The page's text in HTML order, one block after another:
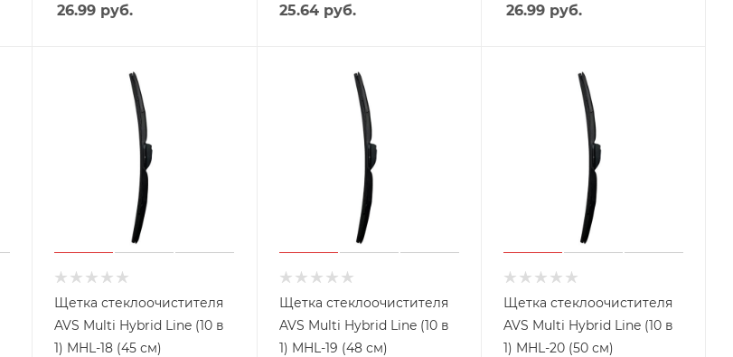
26.99 руб. 25.64руб. 26.99руб.
Щетка стеклоочистителя
AVS Multi Hybrid Line (10 в
1) MHL-18 (45 см)
Щетка стеклоочистителя
AVS Multi Hybrid Line (10 в
1) MHL-19 (48 см)
Щетка стеклоочистителя
AVS Multi Hybrid Line (10 в
1) MHL-20 (50 см)